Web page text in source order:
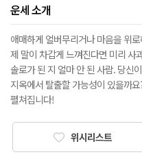
운세 소개
애매하게 얼버무리거나 마음을 위
제 말이 차갑게 느껴진다면 미리 사
솔로가 된 지 얼마 안 된 사람. 당신
지옥에서 탈출할 가능성이 있을까
펼쳐집니다!
위시리스트